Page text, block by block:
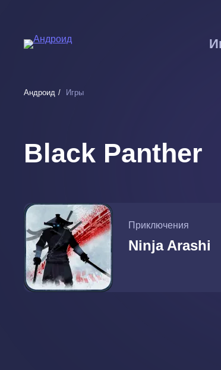
основному
Андроид Игры
Black Panther
Приключения
Ninja Arashi